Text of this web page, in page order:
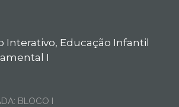
Interativo, Educação Infantil
I
BLOCO I